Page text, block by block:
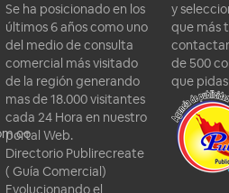
Se ha posicionado en los
últimos 6 años como uno
del medio de consulta
comercial más visitado
de la región generando
mas de 18.000 visitantes
cada 24 Hora en nuestro
portal Web.
Directorio Publirecreate
( Guía Comercial)
Evolucionando el
y
que más
de 500
que